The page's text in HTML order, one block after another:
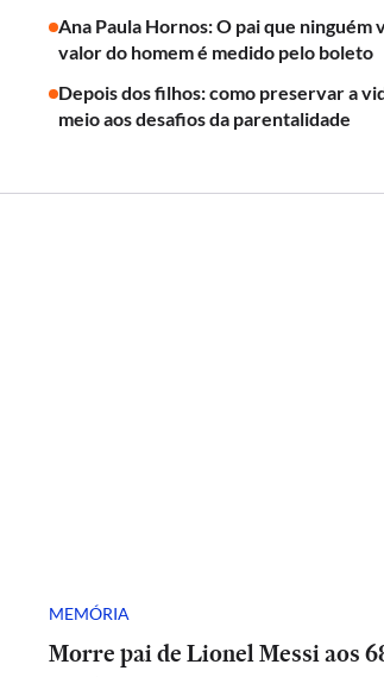
Ana Paula Hornos: O pai que ninguém
valor do homem é medido pelo boleto
Depois dos filhos: como preservar a
meio aos desafios da parentalidade
MEMÓRIA
Morre pai de Lionel Messi aos